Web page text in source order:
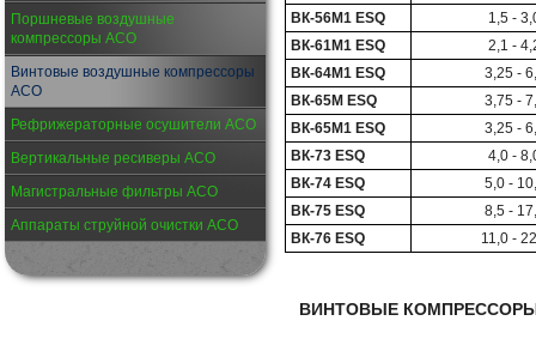
Поршневые воздушные
компрессоры АСО
Винтовые воздушные компрессоры
АСО
Рефрижераторные осушители АСО
Вертикальные ресиверы АСО
Магистральные фильтры АСО
Аппараты струйной очистки АСО
ВК-56М1 ESQ
1,5 -
ВК-61М1 ESQ
2,1 -
ВК-64М1 ESQ
3,25 -
ВК-65М ESQ
3,75 -
ВК-65М1 ESQ
3,25 -
ВК-73 ESQ
4,0 -
ВК-74 ESQ
5,0 -
ВК-75 ESQ
8,5 -
ВК-76 ESQ
11,0 -
ВИНТОВЫЕ